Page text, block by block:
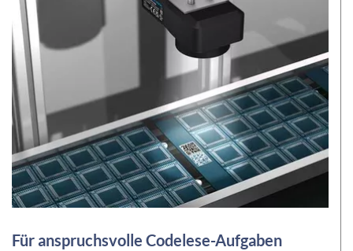
Für anspruchsvolle Codelese-Aufgaben